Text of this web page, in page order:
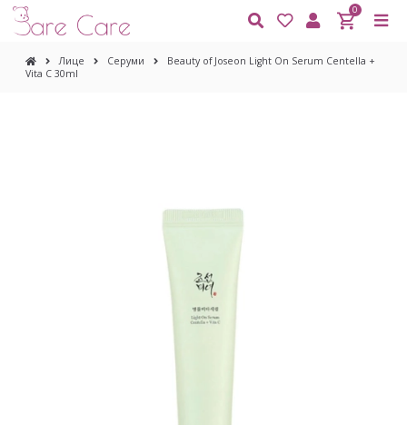
0
Лице Серуми
Beauty of Joseon Light On Serum Centella +
Vita C 30ml